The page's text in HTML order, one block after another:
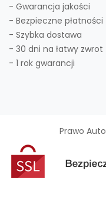
- Gwarancja jakości
- Bezpieczne płatności
- Szybka dostawa
- 30 dni na łatwy zwrot
- 1 rok gwarancji
Prawo